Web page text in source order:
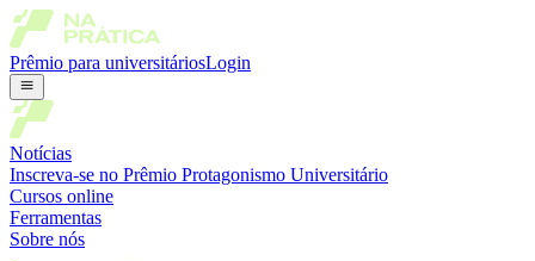
Prêmio para universitáriosLogin
Notícias
Inscreva-se no Prêmio Protagonismo Universitário
Cursos online
Ferramentas
Sobre nós